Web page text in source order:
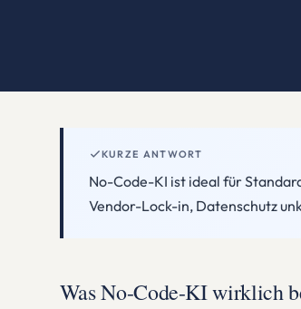
KURZE ANTWORT
No-Code-KI ist ideal für
Vendor-Lock-in, Datenschutz
Was No-Code-KI wirklich